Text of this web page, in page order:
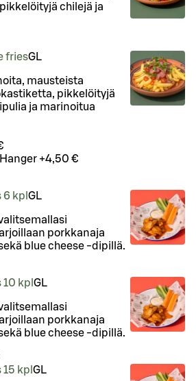
chilejä ja
friesGL
mausteista
pikkelöityjä
ja marinoitua
+4,50 €
kpl GL
porkkanaja
blue cheese -dipillä.
kpl GL
porkkanaja
blue cheese -dipillä.
kpl GL